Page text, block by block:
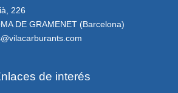
226
DE GRAMENET (Barcelona)
de interés